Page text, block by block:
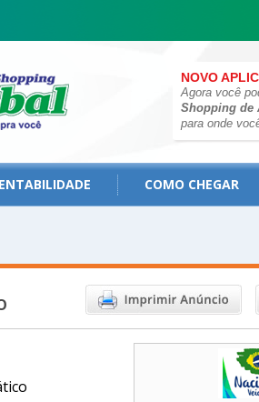
NOVO
Agora você
Shopping de
para onde
COMO CHEGAR